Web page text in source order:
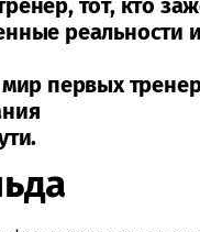
тот, кто
реальности
мир первых